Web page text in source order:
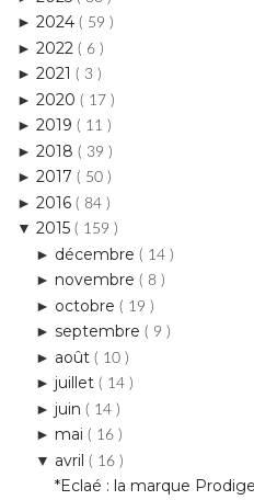
► 2024 ( 59 )
► 2022 ( 6 )
► 2021 ( 3 )
► 2020 ( 17 )
► 2019 ( 11 )
► 2018 ( 39 )
► 2017 ( 50 )
► 2016 ( 84 )
▼ 2015 ( 159 )
► décembre ( 14 )
► novembre ( 8 )
► octobre ( 19 )
► septembre ( 9 )
► août ( 10 )
► juillet ( 14 )
► juin ( 14 )
► mai ( 16 )
▼ avril ( 16 )
*Eclaé : la marque